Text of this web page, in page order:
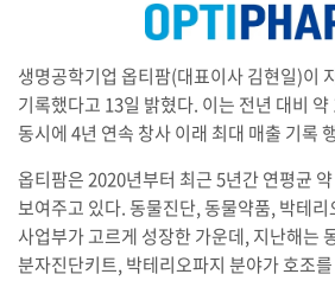
생명공학기업 옵티팜(대표이사 김현일)이
기록했다고 13일 밝혔다. 이는 전년 대비
동시에 4년 연속 창사 이래 최대 매출 기록
옵티팜은 2020년부터 최근 5년간 연평균
보여주고 있다. 동물진단, 동물약품, 박테
사업부가 고르게 성장한 가운데, 지난해는
분자진단키트, 박테리오파지 분야가 호조